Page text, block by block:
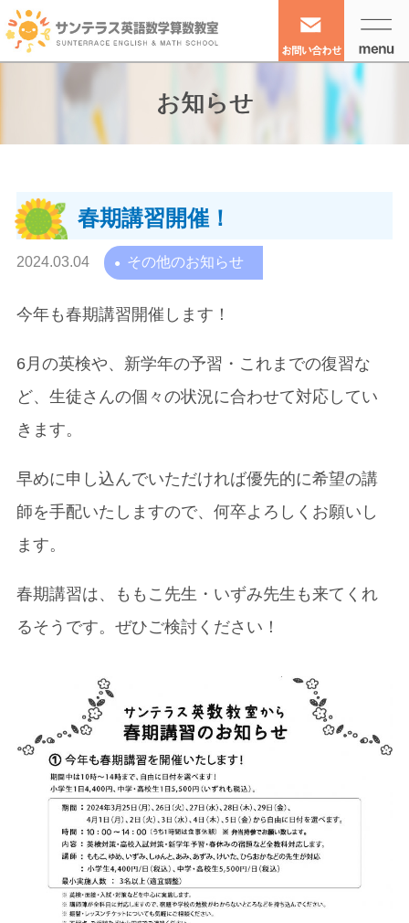
お知らせ
春期講習開催！
2024.03.04 その他のお知らせ
今年も春期講習開催します！
6月の英検や、新学年の予習・これまでの復習な
ど、生徒さんの個々の状況に合わせて対応してい
きます。
早めに申し込んでいただければ優先的に希望の講
師を手配いたしますので、何卒よろしくお願いし
ます。
春期講習は、ももこ先生・いずみ先生も来てくれ
るそうです。ぜひご検討ください！